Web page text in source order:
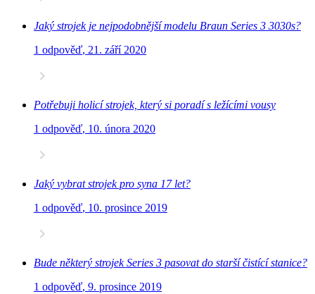
Jaký strojek je nejpodobnější modelu Braun Series 3 3030s?
1 odpověď, 21. září 2020
Potřebuji holicí strojek, který si poradí s ležícími vousy
1 odpověď, 10. února 2020
Jaký vybrat strojek pro syna 17 let?
1 odpověď, 10. prosince 2019
Bude některý strojek Series 3 pasovat do starší čistící stanice?
1 odpověď, 9. prosince 2019